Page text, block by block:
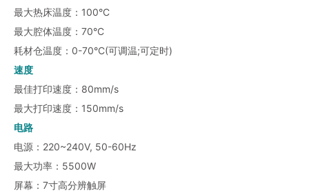
最大热床温度：100°C
最大腔体温度：70°C
耗材仓温度：0-70°C(可调温;可定时)
速度
最佳打印速度：80mm/s
最大打印速度：150mm/s
电路
电源：220~240V, 50-60Hz
最大功率：5500W
屏幕：7寸高分辨触屏